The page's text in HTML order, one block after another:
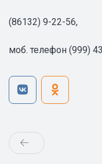
(86132) 9-22-56,
моб. телефон (999)